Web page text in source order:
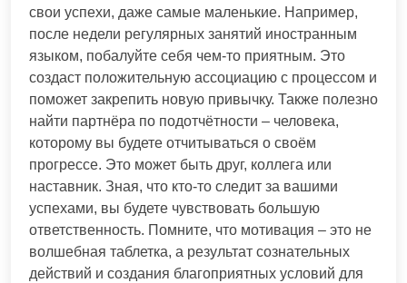
свои успехи, даже самые маленькие. Например,
после недели регулярных занятий иностранным
языком, побалуйте себя чем-то приятным. Это
создаст положительную ассоциацию с процессом и
поможет закрепить новую привычку. Также полезно
найти партнёра по подотчётности – человека,
которому вы будете отчитываться о своём
прогрессе. Это может быть друг, коллега или
наставник. Зная, что кто-то следит за вашими
успехами, вы будете чувствовать большую
ответственность. Помните, что мотивация – это не
волшебная таблетка, а результат сознательных
действий и создания благоприятных условий для